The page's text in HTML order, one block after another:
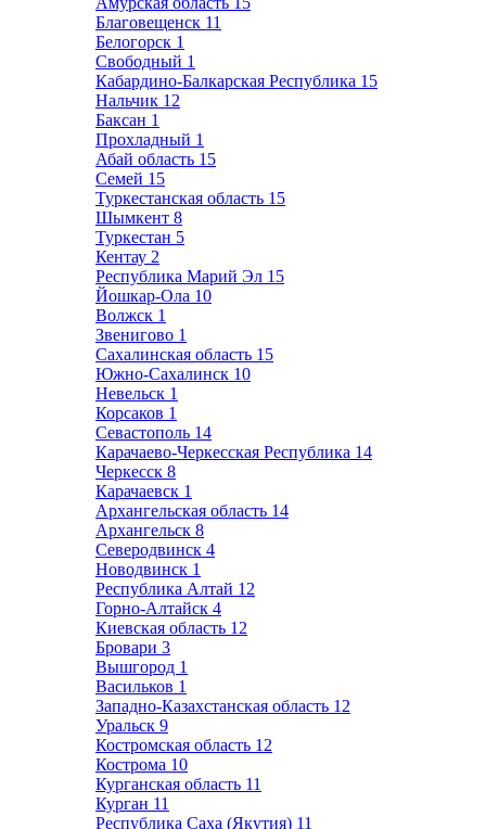
Благовещенск 11
Белогорск 1
Свободный 1
Кабардино-Балкарская Республика 15
Нальчик 12
Баксан 1
Прохладный 1
Абай область 15
Семей 15
Туркестанская область 15
Шымкент 8
Туркестан 5
Кентау 2
Республика Марий Эл 15
Йошкар-Ола 10
Волжск 1
Звенигово 1
Сахалинская область 15
Южно-Сахалинск 10
Невельск 1
Корсаков 1
Севастополь 14
Карачаево-Черкесская Республика 14
Черкесск 8
Карачаевск 1
Архангельская область 14
Архангельск 8
Северодвинск 4
Новодвинск 1
Республика Алтай 12
Горно-Алтайск 4
Киевская область 12
Бровари 3
Вышгород 1
Васильков 1
Западно-Казахстанская область 12
Уральск 9
Костромская область 12
Кострома 10
Курганская область 11
Курган 11
Республика Саха (Якутия) 11